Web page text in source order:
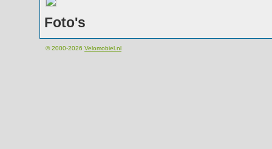
Foto's
© 2000-2026 Velomobiel.nl